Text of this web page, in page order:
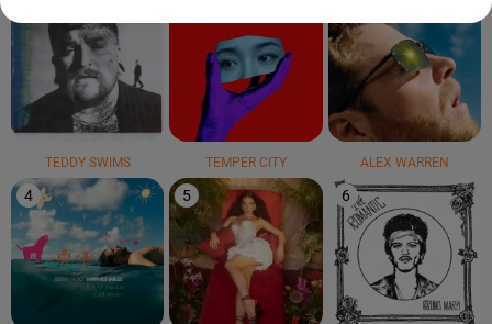
TEDDY SWIMS TEMPER CITY ALEX WARREN
4 5 6